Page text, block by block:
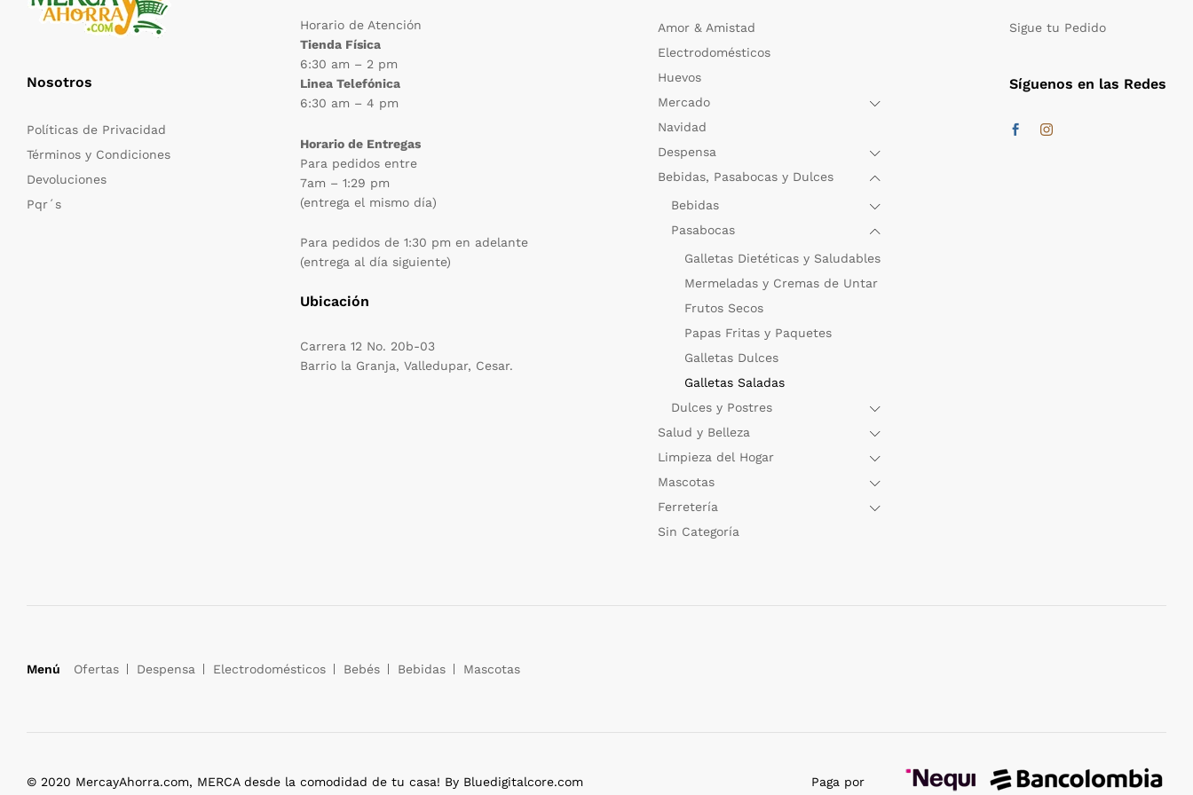
Nosotros
Políticas de Privacidad
Términos y Condiciones
Devoluciones
Pqr´s
Horario de Atención
Tienda Física
6:30 am – 2 pm
Linea Telefónica
6:30 am – 4 pm
Horario de Entregas
Para pedidos entre
7am – 1:29 pm
(entrega el mismo día)
Para pedidos de 1:30 pm en adelante
(entrega al día siguiente)
Ubicación
Carrera 12 No. 20b-03
Barrio la Granja, Valledupar, Cesar.
Amor & Amistad
Electrodomésticos
Huevos
Mercado
Navidad
Despensa
Bebidas, Pasabocas y Dulces
Bebidas
Pasabocas
Galletas Dietéticas y Saludables
Mermeladas y Cremas de Untar
Frutos Secos
Papas Fritas y Paquetes
Galletas Dulces
Galletas Saladas
Dulces y Postres
Salud y Belleza
Limpieza del Hogar
Mascotas
Ferretería
Sin Categoría
Sigue tu Pedido
Síguenos en las Redes
Menú Ofertas Despensa Electrodomésticos Bebés Bebidas Mascotas
© 2020 MercayAhorra.com, MERCA desde la comodidad de tu casa! By Bluedigitalcore.com Paga por